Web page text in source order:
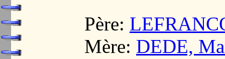
Père:
Mère: DEDE,